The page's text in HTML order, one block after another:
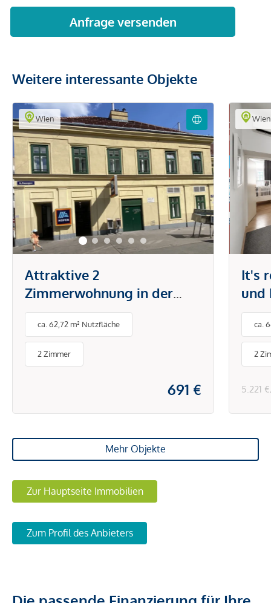
Weitere interessante Objekte
Wien
Attraktive 2
Zimmerwohnung in der
Brunnengasse
ca. 62,72 m² Nutzfläche
2 Zimmer
691 €
Wien
It's
und
&
ca.
2
5.221
Mehr Objekte
Zur Hauptseite Immobilien
Zum Profil des Anbieters